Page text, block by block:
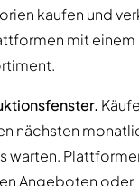
kaufen und
mit einem
nächsten
warten.
Angeboten oder